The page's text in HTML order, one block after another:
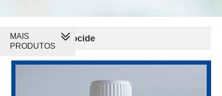
Bronopol Biocide
MAIS
PRODUTOS